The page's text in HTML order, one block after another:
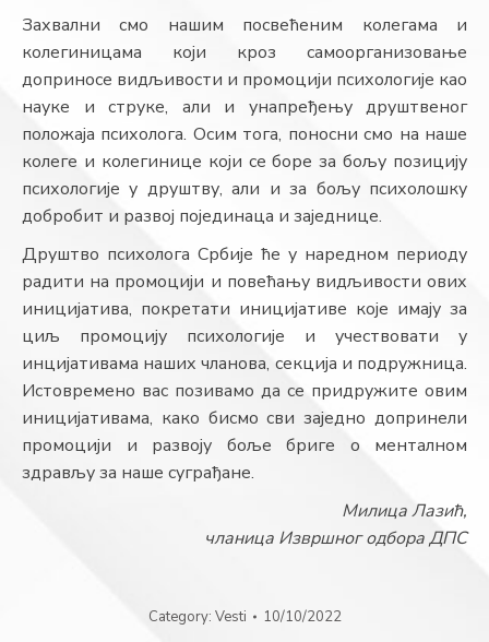
Захвални смо нашим посвећеним колегама и
колегиницама који кроз самоорганизовање
доприносе видљивости и промоцији психологије као
науке и струке, али и унапређењу друштвеног
положаја психолога. Осим тога, поносни смо на наше
колеге и колегинице који се боре за бољу позицију
психологије у друштву, али и за бољу психолошку
добробит и развој појединаца и заједнице.
Друштво психолога Србије ће у наредном периоду
радити на промоцији и повећању видљивости ових
иницијатива, покретати иницијативе које имају за
циљ промоцију психологије и учествовати у
инцијативама наших чланова, секција и подружница.
Истовремено вас позивамо да се придружите овим
иницијативама, како бисмо сви заједно допринели
промоцији и развоју боље бриге о менталном
здрављу за наше суграђане.
Милица Лазић,
чланица Извршног одбора ДПС
Category: Vesti 10/10/2022